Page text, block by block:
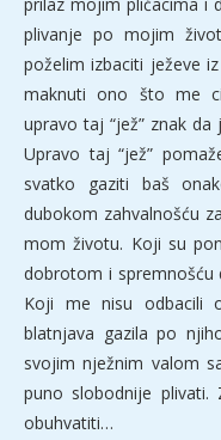
prilaz mojim plićacima i
plivanje po mojim
poželim izbaciti ježeve
maknuti ono što me
upravo taj “jež” znak
Upravo taj “jež”
svatko gaziti baš
dubokom zahvalnošću
mom životu. Koji su
dobrotom i spremnošću
Koji me nisu odbacili
blatnjava gazila po
svojim nježnim valom
puno slobodnije
obuhvatiti…